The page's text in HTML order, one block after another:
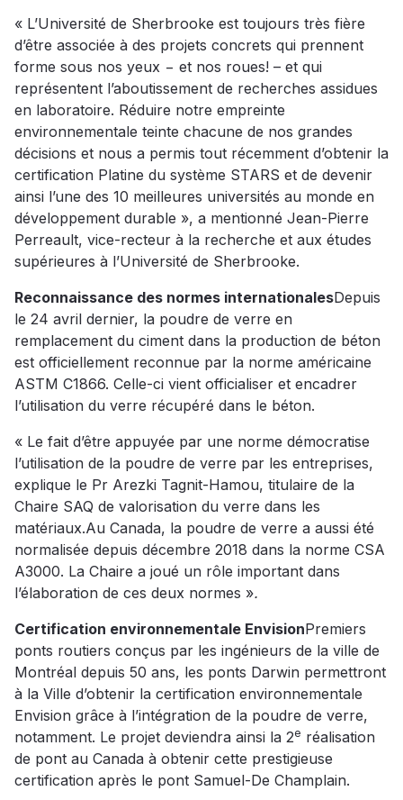
« L’Université de Sherbrooke est toujours très fière
d’être associée à des projets concrets qui prennent
forme sous nos yeux − et nos roues! – et qui
représentent l’aboutissement de recherches assidues
en laboratoire. Réduire notre empreinte
environnementale teinte chacune de nos grandes
décisions et nous a permis tout récemment d’obtenir la
certification Platine du système STARS et de devenir
ainsi l’une des 10 meilleures universités au monde en
développement durable », a mentionné Jean-Pierre
Perreault, vice-recteur à la recherche et aux études
supérieures à l’Université de Sherbrooke.
Reconnaissance des normes internationalesDepuis
le 24 avril dernier, la poudre de verre en
remplacement du ciment dans la production de béton
est officiellement reconnue par la norme américaine
ASTM C1866. Celle-ci vient officialiser et encadrer
l’utilisation du verre récupéré dans le béton.
« Le fait d’être appuyée par une norme démocratise
l’utilisation de la poudre de verre par les entreprises,
explique le Pr Arezki Tagnit-Hamou, titulaire de la
Chaire SAQ de valorisation du verre dans les
matériaux.Au Canada, la poudre de verre a aussi été
normalisée depuis décembre 2018 dans la norme CSA
A3000. La Chaire a joué un rôle important dans
l’élaboration de ces deux normes ».
Certification environnementale EnvisionPremiers
ponts routiers conçus par les ingénieurs de la ville de
Montréal depuis 50 ans, les ponts Darwin permettront
à la Ville d’obtenir la certification environnementale
Envision grâce à l’intégration de la poudre de verre,
notamment. Le projet deviendra ainsi la 2e réalisation
de pont au Canada à obtenir cette prestigieuse
certification après le pont Samuel-De Champlain.